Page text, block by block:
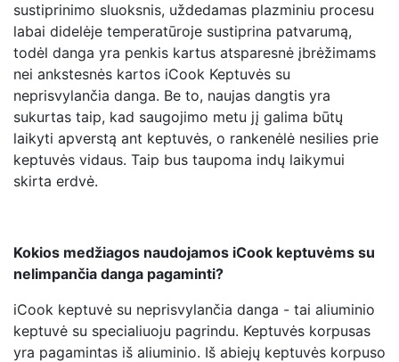
sustiprinimo sluoksnis, uždedamas plazminiu procesu
labai didelėje temperatūroje sustiprina patvarumą,
todėl danga yra penkis kartus atsparesnė įbrėžimams
nei ankstesnės kartos iCook Keptuvės su
neprisvylančia danga. Be to, naujas dangtis yra
sukurtas taip, kad saugojimo metu jį galima būtų
laikyti apverstą ant keptuvės, o rankenėlė nesilies prie
keptuvės vidaus. Taip bus taupoma indų laikymui
skirta erdvė.
Kokios medžiagos naudojamos iCook keptuvėms su
nelimpančia danga pagaminti?
iCook keptuvė su neprisvylančia danga - tai aliuminio
keptuvė su specialiuoju pagrindu. Keptuvės korpusas
yra pagamintas iš aliuminio. Iš abiejų keptuvės korpuso